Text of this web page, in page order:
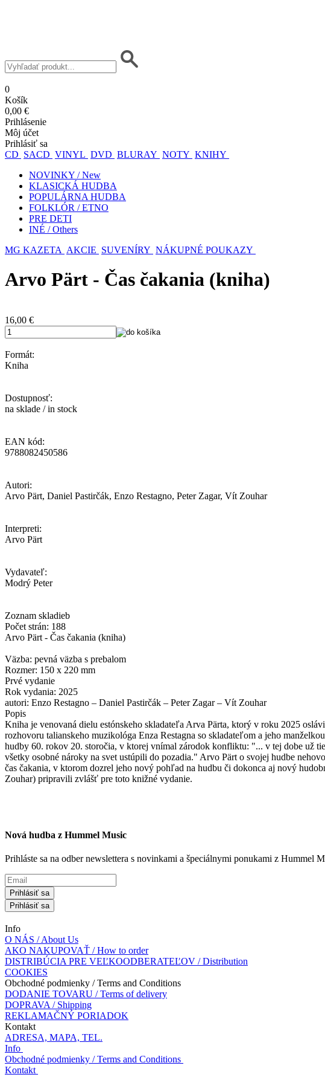
0
Košík
0,00 €
Prihlásenie
Môj účet
Prihlásiť sa
CD SACD VINYL DVD BLURAY NOTY KNIHY
NOVINKY / New
KLASICKÁ HUDBA
POPULÁRNA HUDBA
FOLKLÓR / ETNO
PRE DETI
INÉ / Others
MG KAZETA AKCIE SUVENÍRY NÁKUPNÉ POUKAZY
Arvo Pärt - Čas čakania (kniha)
16,00 €
Formát:
Kniha
Dostupnosť:
na sklade / in stock
EAN kód:
9788082450586
Autori:
Arvo Pärt, Daniel Pastirčák, Enzo Restagno, Peter Zagar, Vít Zouhar
Interpreti:
Arvo Pärt
Vydavateľ:
Modrý Peter
Zoznam skladieb
Počet strán: 188
Arvo Pärt - Čas čakania (kniha)
Väzba: pevná väzba s prebalom
Rozmer: 150 x 220 mm
Prvé vydanie
Rok vydania: 2025
autori: Enzo Restagno – Daniel Pastirčák – Peter Zagar – Vít Zouhar
Popis
Kniha je venovaná dielu estónskeho skladateľa Arva Pärta, ktorý v roku 2025
rozhovoru talianskeho muzikológa Enza Restagna so skladateľom a jeho
hudby 60. rokov 20. storočia, v ktorej vnímal zárodok konfliktu: "... v tej dobe už
všetky osobné nároky na svet ustúpili do pozadia." Arvo Pärt o svojej hudbe
čas čakania, v ktorom dozrel jeho nový pohľad na hudbu či dokonca aj nový
Zouhar) pripravili zvlášť pre toto knižné vydanie.
Nová hudba z Hummel Music
Prihláste sa na odber newslettera s novinkami a špeciálnymi ponukami z Hummel
Prihlásiť sa
Prihlásiť sa
Info
O NÁS / About Us
AKO NAKUPOVAŤ / How to order
DISTRIBÚCIA PRE VEĽKOODBERATEĽOV / Distribution
COOKIES
Obchodné podmienky / Terms and Conditions
DODANIE TOVARU / Terms of delivery
DOPRAVA / Shipping
REKLAMAČNÝ PORIADOK
Kontakt
ADRESA, MAPA, TEL.
Info
Obchodné podmienky / Terms and Conditions
Kontakt